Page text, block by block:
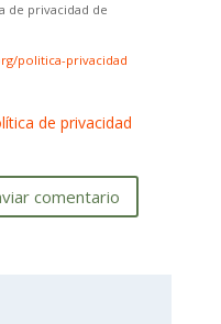
de privacidad de
politica-privacidad
de privacidad
comentario